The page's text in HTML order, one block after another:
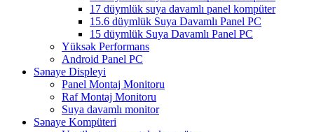
17 düymlük suya davamlı panel kompüter
15.6 düymlük Suya Davamlı Panel PC
15 düymlük Suya Davamlı Panel PC
Yüksək Performans
Android Panel PC
Sənaye Displeyi
Panel Montaj Monitoru
Raf Montaj Monitoru
Suya davamlı monitor
Sənaye Kompüteri